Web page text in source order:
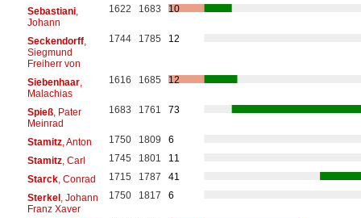
Sebastiani,
Johann
1622 1683 10
Seckendorff,
Siegmund
Freiherr von
1744 1785 12
Siebenhaar,
Malachias
1616 1685 12
Spieß, Pater
Meinrad
1683 1761 73
Stamitz, Anton 1750 1809
6
Stamitz, Carl 1745 1801
11
Starck, Conrad 1715 1787
41
Sterkel, Johann
Franz Xaver
1750 1817 6